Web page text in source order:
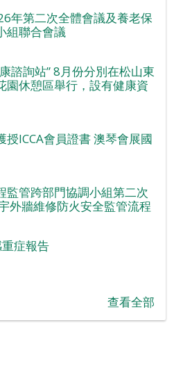
年第二次全體會議及養老保
組聯合會議
諮詢站” 8月份分別在松山東
園休憩區舉行，設有健康資
授ICCA會員證書 澳琴會展國
監管跨部門協調小組第二次
外牆維修防火安全監管流程
症報告
查看全部